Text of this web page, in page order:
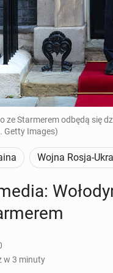
ze Starmerem odbędą się
Getty Images)
Wojna Rosja-
w 3 minuty